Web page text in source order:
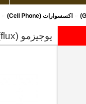
اكسسوارات (Cell Phone)